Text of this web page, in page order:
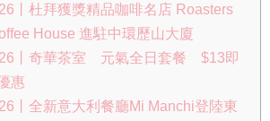
丨杜拜獲獎精品咖啡名店 Roasters
House 進駐中環歷山大廈
丨奇華茶室 元氣全日套餐 $13即
惠
丨全新意大利餐廳Mi Manchi登陸東